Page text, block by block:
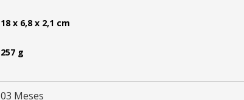
18 x 6,8 x 2,1 cm
257 g
03 Meses